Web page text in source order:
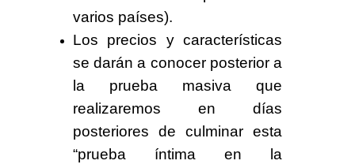
varios países).
Los precios y características
se darán a conocer posterior a
la prueba masiva que
realizaremos en días
posteriores de culminar esta
“prueba íntima en la